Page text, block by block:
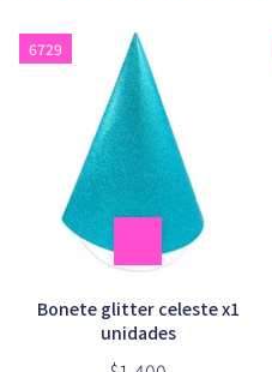
6729
Bonete glitter celeste x1
unidades